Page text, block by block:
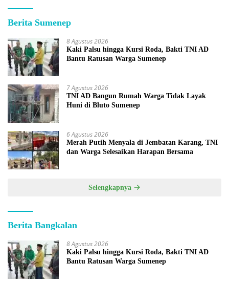
Berita Sumenep
8 Agustus 2026
Kaki Palsu hingga Kursi Roda, Bakti TNI AD
Bantu Ratusan Warga Sumenep
7 Agustus 2026
TNI AD Bangun Rumah Warga Tidak Layak
Huni di Bluto Sumenep
6 Agustus 2026
Merah Putih Menyala di Jembatan Karang, TNI
dan Warga Selesaikan Harapan Bersama
Selengkapnya
Berita Bangkalan
8 Agustus 2026
Kaki Palsu hingga Kursi Roda, Bakti TNI AD
Bantu Ratusan Warga Sumenep